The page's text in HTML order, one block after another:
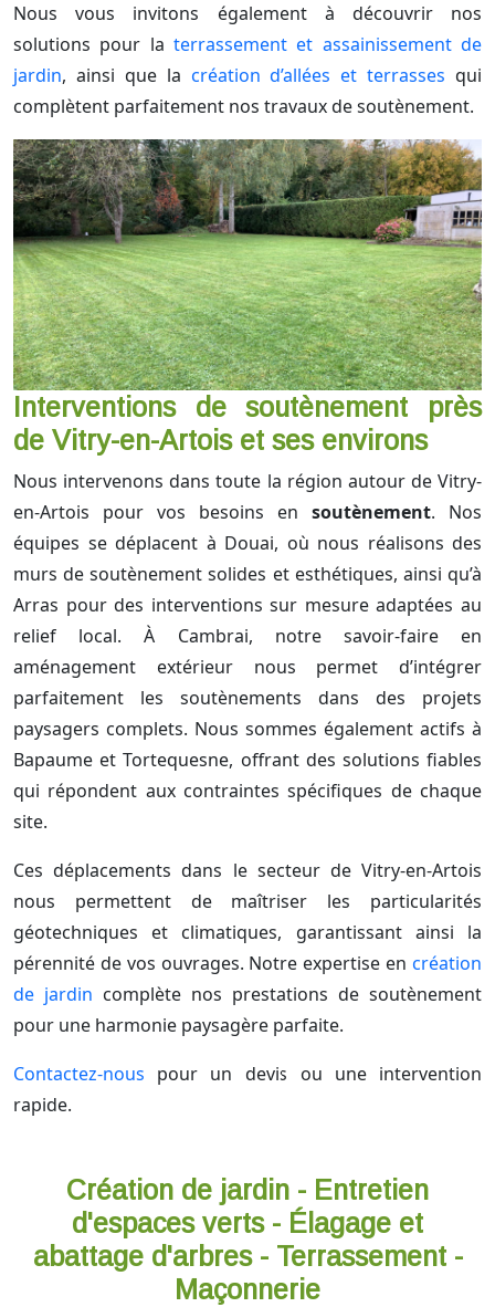
Nous vous invitons également à découvrir nos
solutions pour la terrassement et assainissement de
jardin, ainsi que la création d’allées et terrasses qui
complètent parfaitement nos travaux de soutènement.
Interventions de soutènement près
de Vitry-en-Artois et ses environs
Nous intervenons dans toute la région autour de Vitry-
en-Artois pour vos besoins en soutènement. Nos
équipes se déplacent à Douai, où nous réalisons des
murs de soutènement solides et esthétiques, ainsi qu’à
Arras pour des interventions sur mesure adaptées au
relief local. À Cambrai, notre savoir-faire en
aménagement extérieur nous permet d’intégrer
parfaitement les soutènements dans des projets
paysagers complets. Nous sommes également actifs à
Bapaume et Tortequesne, offrant des solutions fiables
qui répondent aux contraintes spécifiques de chaque
site.
Ces déplacements dans le secteur de Vitry-en-Artois
nous permettent de maîtriser les particularités
géotechniques et climatiques, garantissant ainsi la
pérennité de vos ouvrages. Notre expertise en création
de jardin complète nos prestations de soutènement
pour une harmonie paysagère parfaite.
Contactez-nous pour un devis ou une intervention
rapide.
Création de jardin - Entretien
d'espaces verts - Élagage et
abattage d'arbres - Terrassement -
Maçonnerie